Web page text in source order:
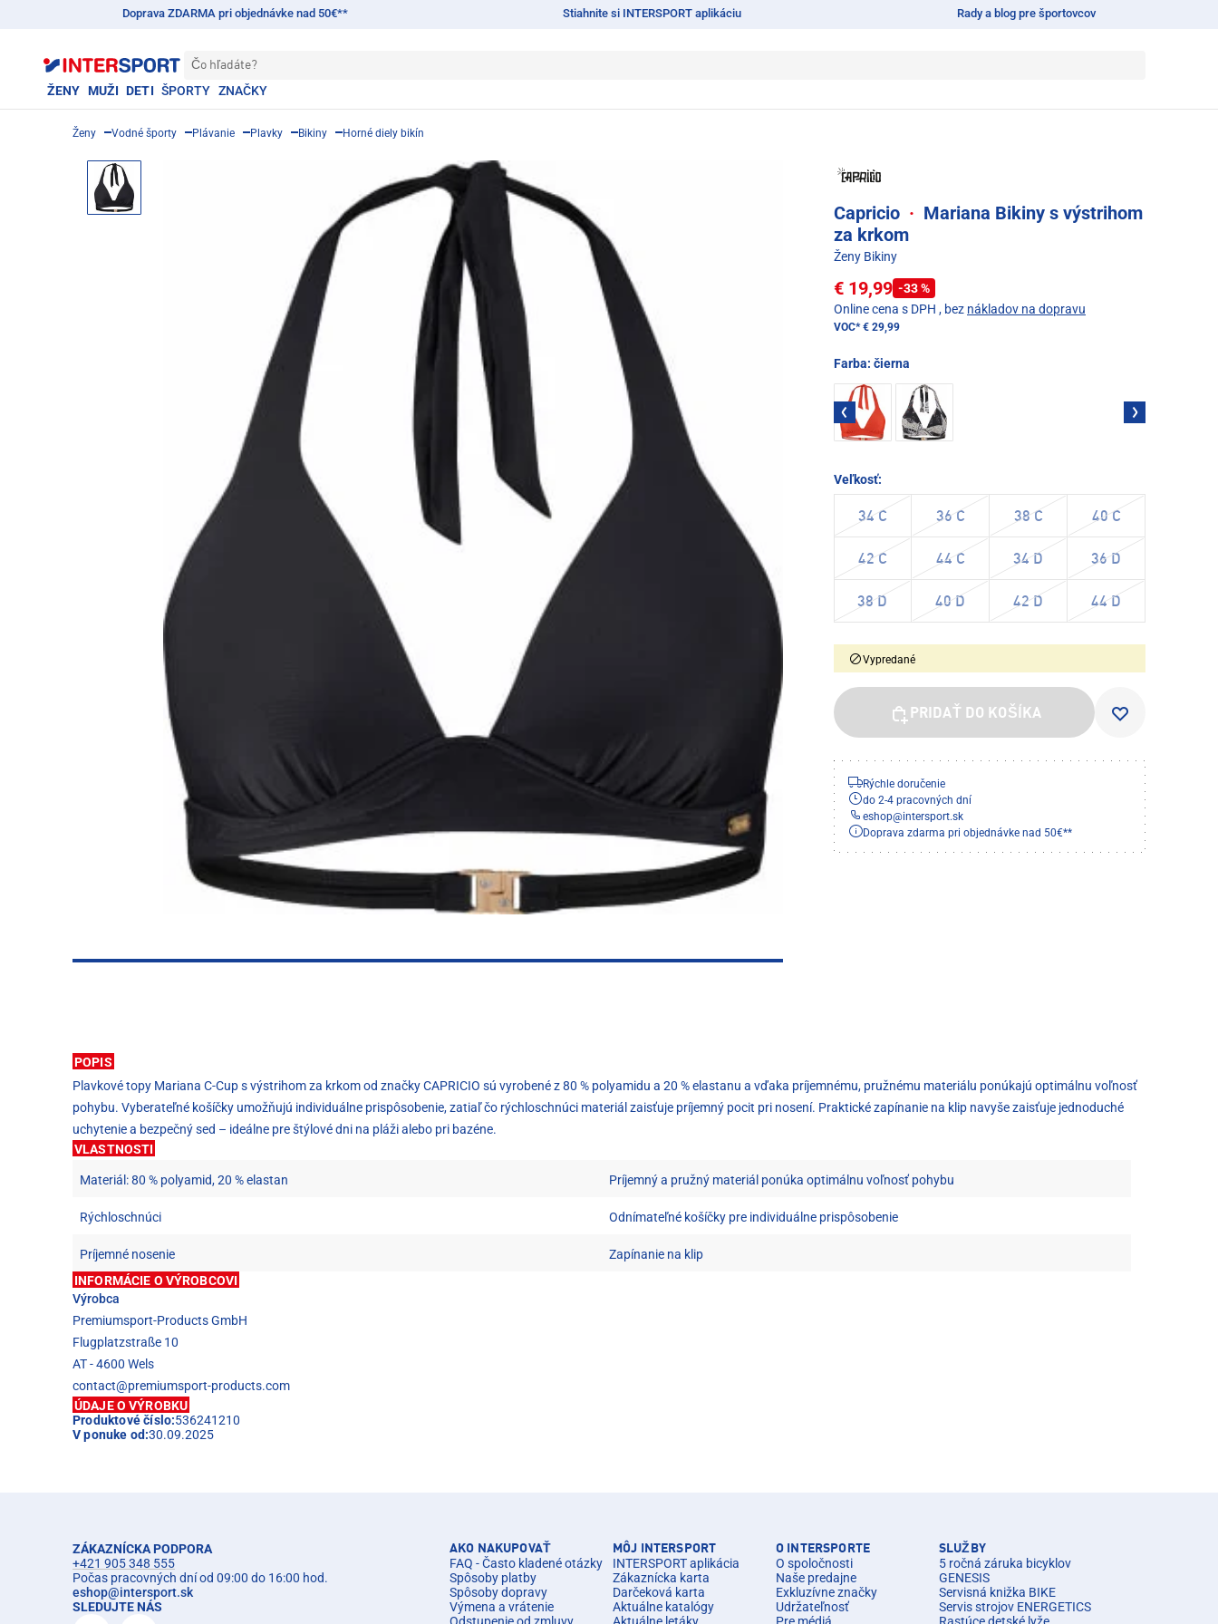
Doprava ZDARMA pri objednávke nad 50€** Stiahnite si INTERSPORT aplikáciu Rady a blog pre športovcov
Čo hľadáte?
ŽENY MUŽI DETI ŠPORTY ZNAČKY
Ženy Vodné športy Plávanie Plavky Bikiny Horné diely bikín
Capricio · Mariana Bikiny s výstrihom
za krkom
Ženy Bikiny
€ 19,99 -33 %
Online cena s DPH , bez nákladov na dopravu
VOC*€ 29,99
Farba: čierna
Veľkosť:
34 C 36 C 38 C 40 C
42 C 44 C 34 D 36 D
38 D 40 D 42 D 44 D
Vypredané
PRIDAŤ DO KOŠÍKA
Rýchle doručenie
do 2-4 pracovných dní
eshop@intersport.sk
Doprava zdarma pri objednávke nad 50€**
POPIS
Plavkové topy Mariana C-Cup s výstrihom za krkom od značky CAPRICIO sú vyrobené z 80 % polyamidu a 20 % elastanu a vďaka príjemnému, pružnému materiálu ponúkajú optimálnu voľnosť
pohybu. Vyberateľné košíčky umožňujú individuálne prispôsobenie, zatiaľ čo rýchloschnúci materiál zaisťuje príjemný pocit pri nosení. Praktické zapínanie na klip navyše zaisťuje jednoduché
uchytenie a bezpečný sed – ideálne pre štýlové dni na pláži alebo pri bazéne.
VLASTNOSTI
Materiál: 80 % polyamid, 20 % elastan Príjemný a pružný materiál ponúka optimálnu voľnosť pohybu
Rýchloschnúci Odnímateľné košíčky pre individuálne prispôsobenie
Príjemné nosenie
Zapínanie na klip
INFORMÁCIE O VÝROBCOVI
Výrobca
Premiumsport-Products GmbH
Flugplatzstraße 10
AT - 4600 Wels
contact@premiumsport-products.com
ÚDAJE O VÝROBKU
Produktové číslo:536241210
V ponuke od:30.09.2025
ZÁKAZNÍCKA PODPORA
+421 905 348 555
Počas pracovných dní od 09:00 do 16:00 hod.
eshop@intersport.sk
SLEDUJTE NÁS
AKO NAKUPOVAŤ
FAQ - Často kladené otázky
Spôsoby platby
Spôsoby dopravy
Výmena a vrátenie
Odstupenie od zmluvy
MÔJ INTERSPORT
INTERSPORT aplikácia
Zákaznícka karta
Darčeková karta
Aktuálne katalógy
Aktuálne letáky
O INTERSPORTE
O spoločnosti
Naše predajne
Exkluzívne značky
Udržateľnosť
Pre médiá
SLUŽBY
5 ročná záruka bicyklov
GENESIS
Servisná knižka BIKE
Servis strojov ENERGETICS
Rastúce detské lyže